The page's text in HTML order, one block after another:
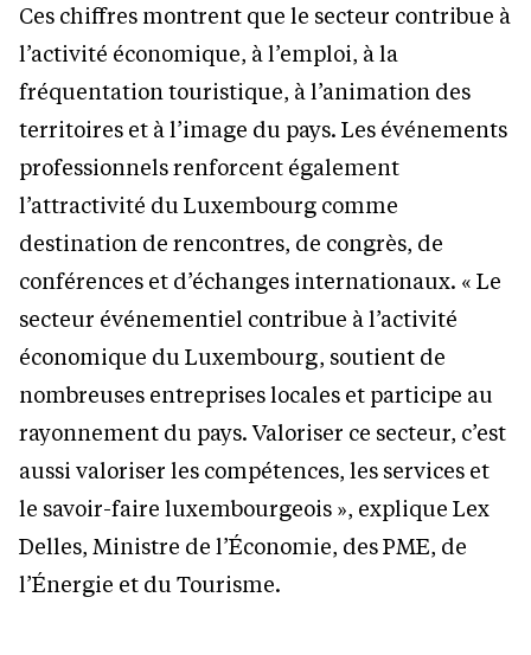
Ces chiffres montrent que le secteur contribue à
l’activité économique, à l’emploi, à la
fréquentation touristique, à l’animation des
territoires et à l’image du pays. Les événements
professionnels renforcent également
l’attractivité du Luxembourg comme
destination de rencontres, de congrès, de
conférences et d’échanges internationaux. « Le
secteur événementiel contribue à l’activité
économique du Luxembourg, soutient de
nombreuses entreprises locales et participe au
rayonnement du pays. Valoriser ce secteur, c’est
aussi valoriser les compétences, les services et
le savoir-faire luxembourgeois », explique Lex
Delles, Ministre de l’Économie, des PME, de
l’Énergie et du Tourisme.